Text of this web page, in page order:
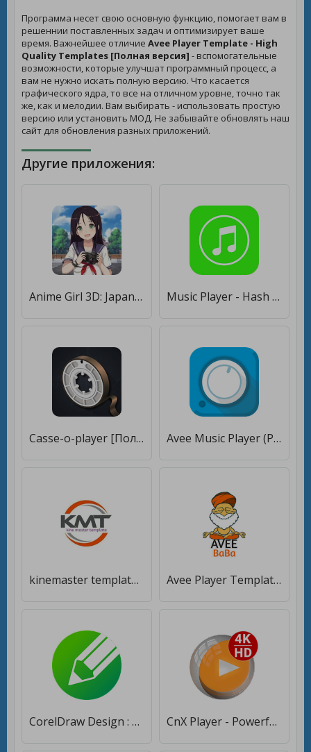
Программа несет свою основную функцию, помогает вам в
решеннии поставленных задач и оптимизирует ваше
время. Важнейшее отличие Avee Player Template - High
Quality Templates [Полная версия] - вспомогательные
возможности, которые улучшат программный процесс, а
вам не нужно искать полную версию. Что касается
графического ядра, то все на отличном уровне, точно так
же, как и мелодии. Вам выбирать - использовать простую
версию или установить МОД. Не забывайте обновлять наш
сайт для обновления разных приложений.
Другие приложения:
Anime Girl 3D: Japanese High School Life Simulator [Полная версия] Music Player - Hash Player [Premium]
Casse-o-player [Полная версия] Avee Music Player (Pro) [Unlocked]
kinemaster template and aveeplayer template 2020 [Полная версия] Avee Player Template Download - Avee Baba [Без рекламы]
CorelDraw Design : Free CDR templates [Premium] CnX Player - Powerful 4K UHD Player - Cast to TV [Полная версия]